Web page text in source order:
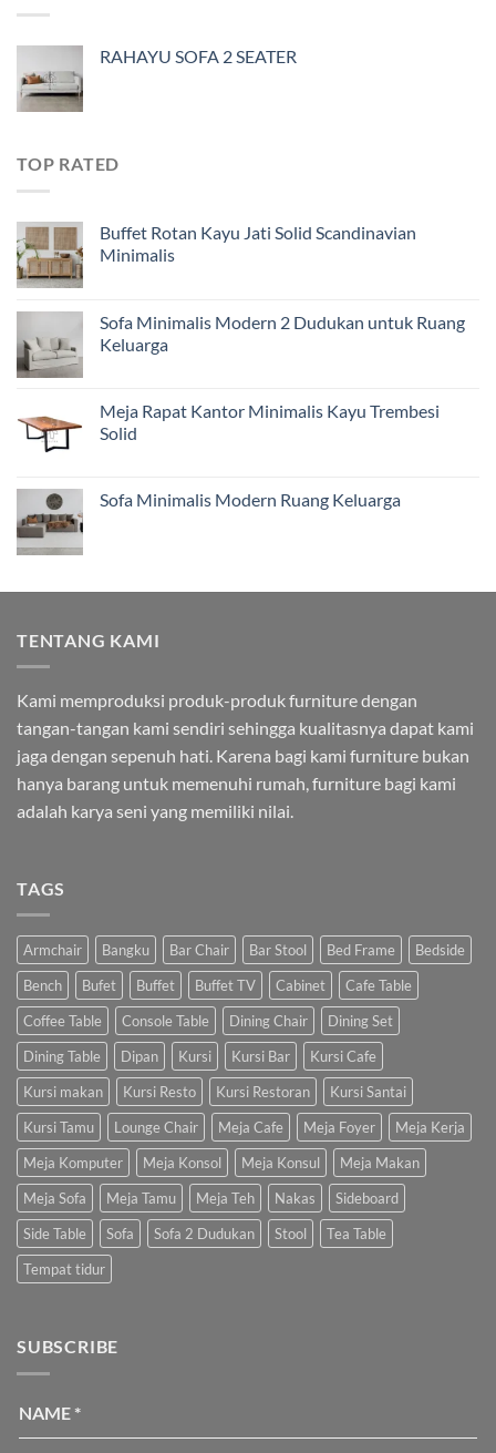
RAHAYU SOFA 2 SEATER
TOP RATED
Buffet Rotan Kayu Jati Solid Scandinavian
Minimalis
Sofa Minimalis Modern 2 Dudukan untuk Ruang
Keluarga
Meja Rapat Kantor Minimalis Kayu Trembesi
Solid
Sofa Minimalis Modern Ruang Keluarga
TENTANG KAMI
Kami memproduksi produk-produk furniture dengan
tangan-tangan kami sendiri sehingga kualitasnya dapat kami
jaga dengan sepenuh hati. Karena bagi kami furniture bukan
hanya barang untuk memenuhi rumah, furniture bagi kami
adalah karya seni yang memiliki nilai.
TAGS
Armchair Bangku Bar Chair Bar Stool Bed Frame
Bedside
Bench
Bufet Buffet Buffet TV Cabinet
Cafe Table
Coffee Table
Console Table Dining Chair
Dining Set
Dining Table
Dipan Kursi Kursi Bar
Kursi Cafe
Kursi makan
Kursi Resto Kursi Restoran
Kursi Santai
Kursi Tamu
Lounge Chair Meja Cafe Meja Foyer
Meja Kerja
Meja Komputer
Meja Konsol Meja Konsul
Meja Makan
Meja Sofa
Meja Tamu Meja Teh Nakas
Sideboard
Side Table
Sofa Sofa 2 Dudukan Stool
Tea Table
Tempat tidur
SUBSCRIBE
NAME *